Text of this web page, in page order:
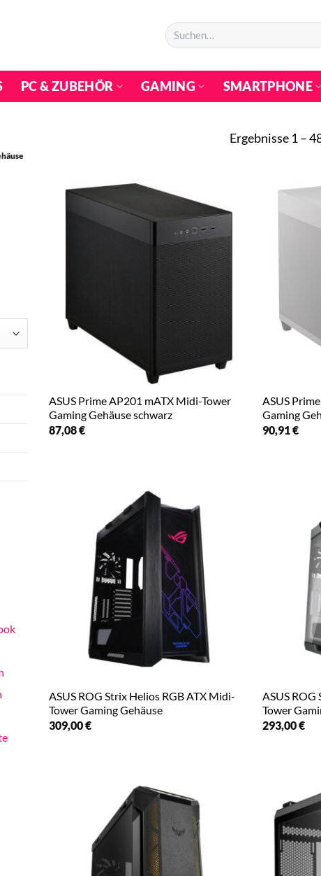
Suchen
nach:
PC & ZUBEHÖR GAMING SMARTPHONE
Ergebnisse 1 –
ASUS Prime AP201 mATX Midi-Tower
Gaming Gehäuse schwarz
87,08€
ASUS
Gaming
90,91€
ASUS ROG Strix Helios RGB ATX Midi-
Tower Gaming Gehäuse
309,00€
ASUS
Tower
293,00€